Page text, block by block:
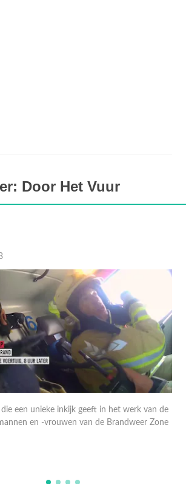
Door Het Vuur
die een unieke inkijk geeft in het werk van de
en -vrouwen van de Brandweer Zone